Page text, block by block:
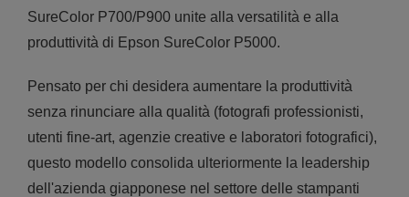
SureColor P700/P900 unite alla versatilità e alla
produttività di Epson SureColor P5000.
Pensato per chi desidera aumentare la produttività
senza rinunciare alla qualità (fotografi professionisti,
utenti fine-art, agenzie creative e laboratori fotografici),
questo modello consolida ulteriormente la leadership
dell'azienda giapponese nel settore delle stampanti